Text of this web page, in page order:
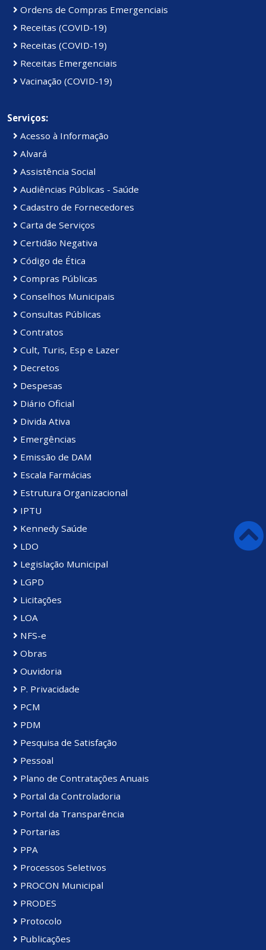
Ordens de Compras Emergenciais
Receitas (COVID-19)
Receitas (COVID-19)
Receitas Emergenciais
Vacinação (COVID-19)
Serviços:
Acesso à Informação
Alvará
Assistência Social
Audiências Públicas - Saúde
Cadastro de Fornecedores
Carta de Serviços
Certidão Negativa
Código de Ética
Compras Públicas
Conselhos Municipais
Consultas Públicas
Contratos
Cult, Turis, Esp e Lazer
Decretos
Despesas
Diário Oficial
Divida Ativa
Emergências
Emissão de DAM
Escala Farmácias
Estrutura Organizacional
IPTU
Kennedy Saúde
LDO
Legislação Municipal
LGPD
Licitações
LOA
NFS-e
Obras
Ouvidoria
P. Privacidade
PCM
PDM
Pesquisa de Satisfação
Pessoal
Plano de Contratações Anuais
Portal da Controladoria
Portal da Transparência
Portarias
PPA
Processos Seletivos
PROCON Municipal
PRODES
Protocolo
Publicações